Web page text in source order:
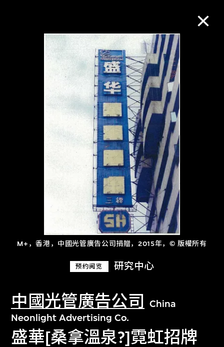
M+，香港，中國光管廣告公司捐贈，2015年，© 版權所有
预约阅览 研究中心
中國光管廣告公司
China
Neonlight Advertising Co.
盛華[桑拿溫泉?]霓虹招牌
M+藏品
进一步筛选
探索世界顶级的二十及二十一世纪视觉
文化藏品。